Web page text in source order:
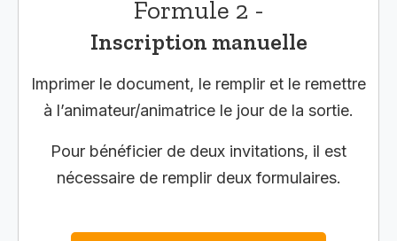
Formule 2 -
Inscription manuelle
Imprimer le document, le remplir et le remettre
à l’animateur/animatrice le jour de la sortie.
Pour bénéficier de deux invitations, il est
nécessaire de remplir deux formulaires.